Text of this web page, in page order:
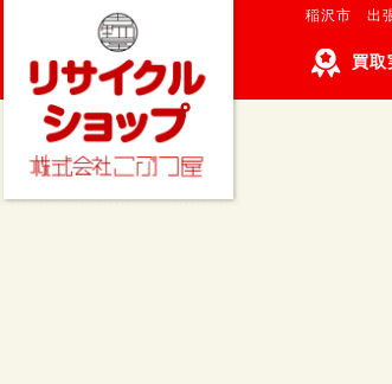
稲沢市 出
買取